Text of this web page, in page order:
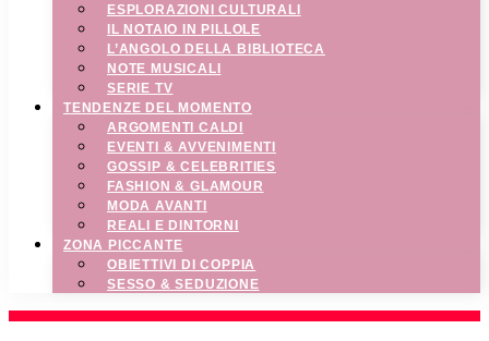
ESPLORAZIONI CULTURALI
IL NOTAIO IN PILLOLE
L’ANGOLO DELLA BIBLIOTECA
NOTE MUSICALI
SERIE TV
TENDENZE DEL MOMENTO
ARGOMENTI CALDI
EVENTI & AVVENIMENTI
GOSSIP & CELEBRITIES
FASHION & GLAMOUR
MODA AVANTI
REALI E DINTORNI
ZONA PICCANTE
OBIETTIVI DI COPPIA
SESSO & SEDUZIONE